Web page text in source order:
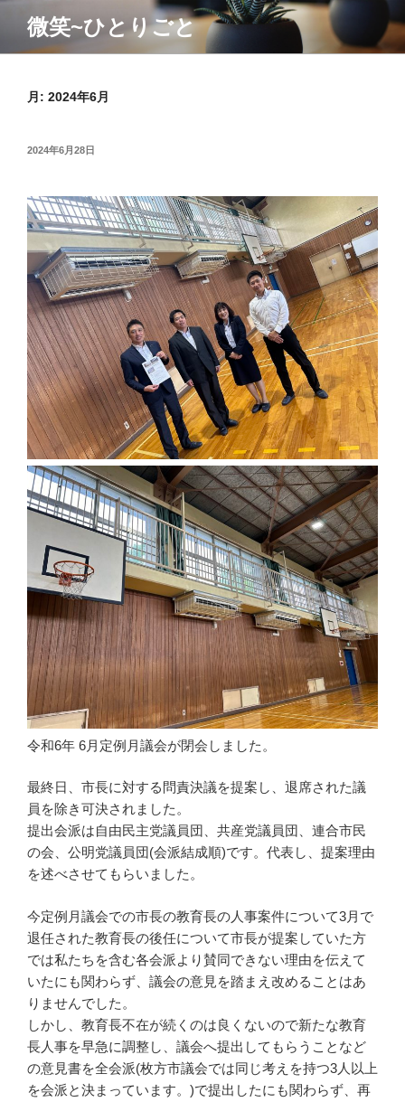
テ
微笑~ひとりごと
月: 2024年6月
投
2024年6月28日
令和6年 6月定例月議会が閉会しました。
最終日、市長に対する問責決議を提案し、退席された議
員を除き可決されました。
提出会派は自由民主党議員団、共産党議員団、連合市民
の会、公明党議員団(会派結成順)です。代表し、提案理由
を述べさせてもらいました。
今定例月議会での市長の教育長の人事案件について3月で
退任された教育長の後任について市長が提案していた方
では私たちを含む各会派より賛同できない理由を伝えて
いたにも関わらず、議会の意見を踏まえ改めることはあ
りませんでした。
しかし、教育長不在が続くのは良くないので新たな教育
長人事を早急に調整し、議会へ提出してもらうことなど
の意見書を全会派(枚方市議会では同じ考えを持つ3人以上
を会派と決まっています。)で提出したにも関わらず、再